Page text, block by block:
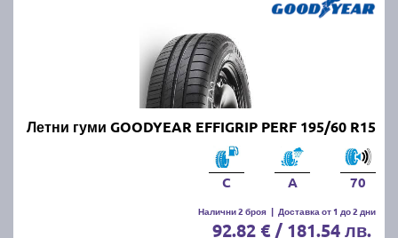
Летни гуми GOODYEAR EFFIGRIP PERF 195/60 R15
C A 70
Налични 2 броя | Доставка от 1 до 2 дни
92.82 € / 181.54 лв.